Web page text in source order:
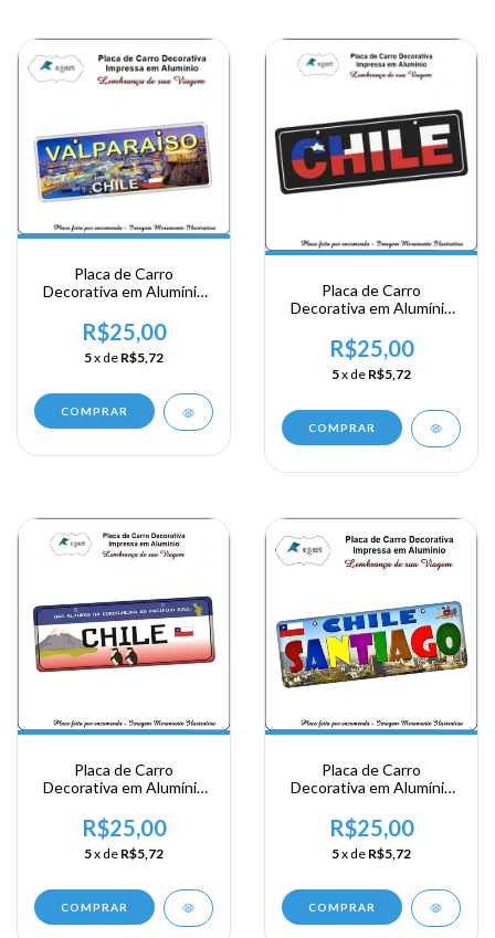
Placa de Carro
Decorativa em Alumínio
Valparaiso
R$25,00
5x de R$5,72
COMPRAR
Placa de Carro
Decorativa em Alumínio
Chile
R$25,00
5x de R$5,72
COMPRAR
Placa de Carro
Decorativa em Alumínio
Chile
R$25,00
5x de R$5,72
COMPRAR
Placa de Carro
Decorativa em Alumínio
Santiago
R$25,00
5x de R$5,72
COMPRAR